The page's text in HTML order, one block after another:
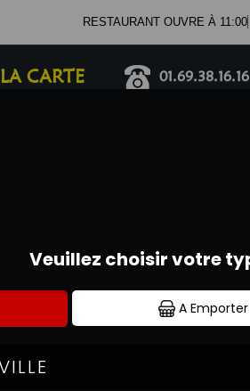
RESTAUR
LA CARTE 01.69.38.16.16
PIZZAS TOMATE